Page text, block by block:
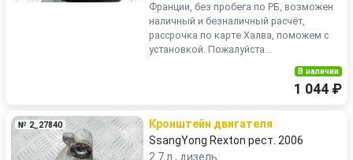
Франции, без пробега по РБ, возможен
наличный и безналичный расчёт,
рассрочка по карте Халва, поможем с
установкой. Пожалуйста...
В наличии
1 044 ₽
№ 2_27840
Кронштейн двигателя
SsangYong Rexton рест. 2006
2.7 л., дизель